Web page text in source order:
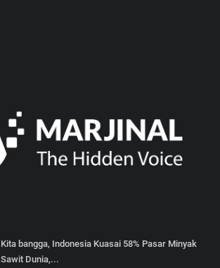
Kita bangga, Indonesia Kuasai 58% Pasar Minyak
Sawit Dunia,...